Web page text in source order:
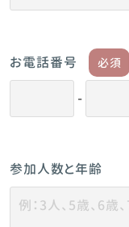
お電話番号 必須
-
参加人数と年齢